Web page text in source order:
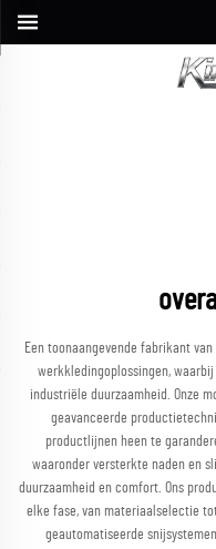
Een toonaangevende fabrikant
werkkledingoplossingen,
industriële duurzaamheid. Onze
geavanceerde
productlijnen heen te
waaronder versterkte naden en
duurzaamheid en comfort. Ons
elke fase, van materiaalselectie
geautomatiseerde